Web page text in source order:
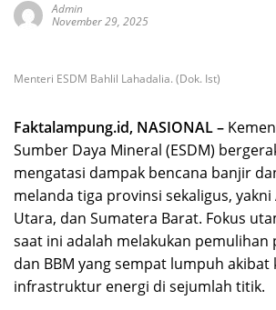
Admin
November 29, 2025
Menteri ESDM Bahlil Lahadalia. (Dok. Ist)
Faktalampung.id, NASIONAL –
Sumber Daya Mineral (ESDM)
mengatasi dampak bencana banjir
melanda tiga provinsi sekaligus, yakni
Utara, dan Sumatera Barat. Fokus
saat ini adalah melakukan pemulihan
dan BBM yang sempat lumpuh akibat
infrastruktur energi di sejumlah titik.